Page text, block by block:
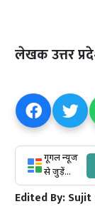
लेखक उत्तर
गूगल न्यूज
से जुड़ें...
Edited By:Sujit